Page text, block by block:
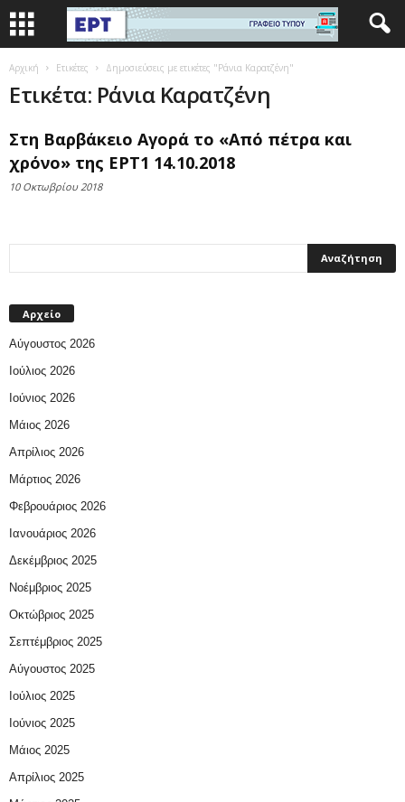
Αρχική Ετικέτες Δημοσιεύσεις με ετικέτες "Ράνια Καρατζένη"
Ετικέτα: Ράνια Καρατζένη
Στη Βαρβάκειο Αγορά το «Από πέτρα και
χρόνο» της ΕΡΤ1 14.10.2018
10 Οκτωβρίου 2018
Αρχείο
Αύγουστος 2026
Ιούλιος 2026
Ιούνιος 2026
Μάιος 2026
Απρίλιος 2026
Μάρτιος 2026
Φεβρουάριος 2026
Ιανουάριος 2026
Δεκέμβριος 2025
Νοέμβριος 2025
Οκτώβριος 2025
Σεπτέμβριος 2025
Αύγουστος 2025
Ιούλιος 2025
Ιούνιος 2025
Μάιος 2025
Απρίλιος 2025